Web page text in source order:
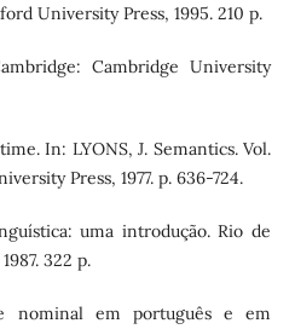
University Press, 1995. 210 p.
Cambridge University
In: LYONS, J. Semantics. Vol.
Press, 1977. p. 636-724.
uma introdução. Rio de
322 p.
nominal em português e em